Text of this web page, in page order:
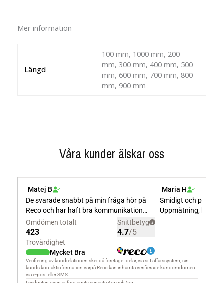
Mer information
Längd
100 mm, 1000 mm, 200
mm, 300 mm, 400 mm, 500
mm, 600 mm, 700 mm, 800
mm, 900 mm
Våra kunder älskar oss